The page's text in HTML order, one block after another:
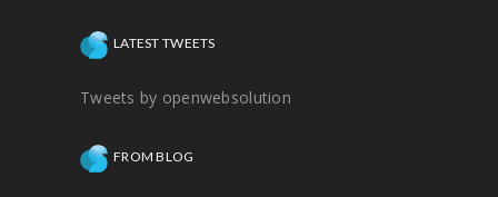
LATEST TWEETS
Tweets by openwebsolution
FROM BLOG